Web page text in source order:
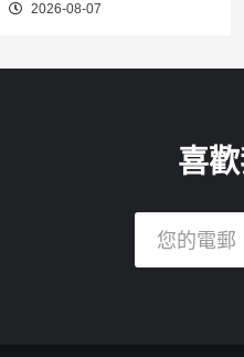
2026-08-07
喜